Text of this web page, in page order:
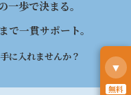
一歩で決まる。
で一貫サポート。
に入れませんか？
▼
無料